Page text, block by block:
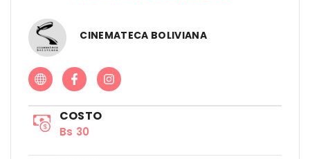
CINEMATECA BOLIVIANA
COSTO
Bs 30